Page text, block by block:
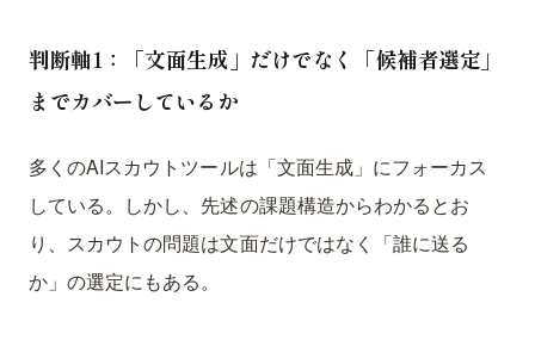
判断軸1：「文面生成」だけでなく「候補者選定」
までカバーしているか
多くのAIスカウトツールは「文面生成」にフォーカス
している。しかし、先述の課題構造からわかるとお
り、スカウトの問題は文面だけではなく「誰に送る
か」の選定にもある。